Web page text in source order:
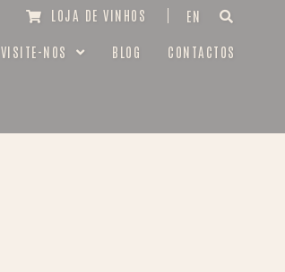
LOJA DE VINHOS EN
VISITE-NOS BLOG CONTACTOS